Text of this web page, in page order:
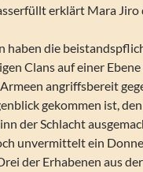
erklärt Mara Jiro
haben die
Clans auf einer
angriffsbereit
gekommen ist,
der Schlacht
unvermittelt ein
der Erhabenen aus